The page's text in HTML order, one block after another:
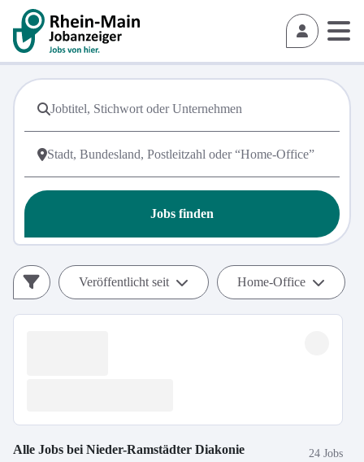
Jobs finden
Veröffentlicht seit Home-Office
Alle Jobs bei Nieder-Ramstädter Diakonie 24 Jobs